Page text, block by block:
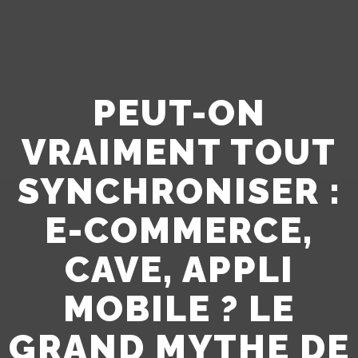
PEUT-ON
VRAIMENT TOUT
SYNCHRONISER :
E-COMMERCE,
CAVE, APPLI
MOBILE ? LE
GRAND MYTHE DE